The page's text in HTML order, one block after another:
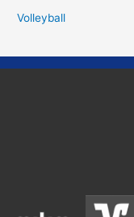
Volleyball